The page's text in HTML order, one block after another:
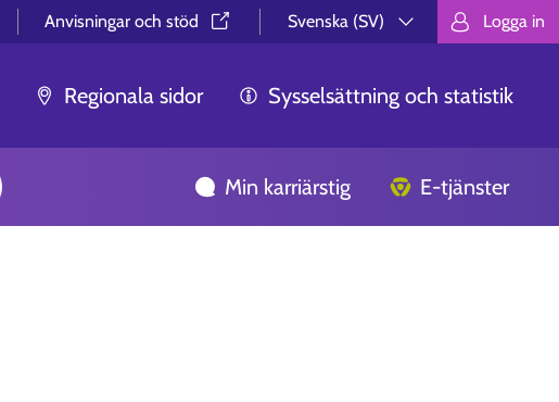
Anvisningar och stöd⁠
Svenska (SV)
Välj språk.
Logga in
Regionala sidor Sysselsättning och statistik
Min karriärstig E-tjänster